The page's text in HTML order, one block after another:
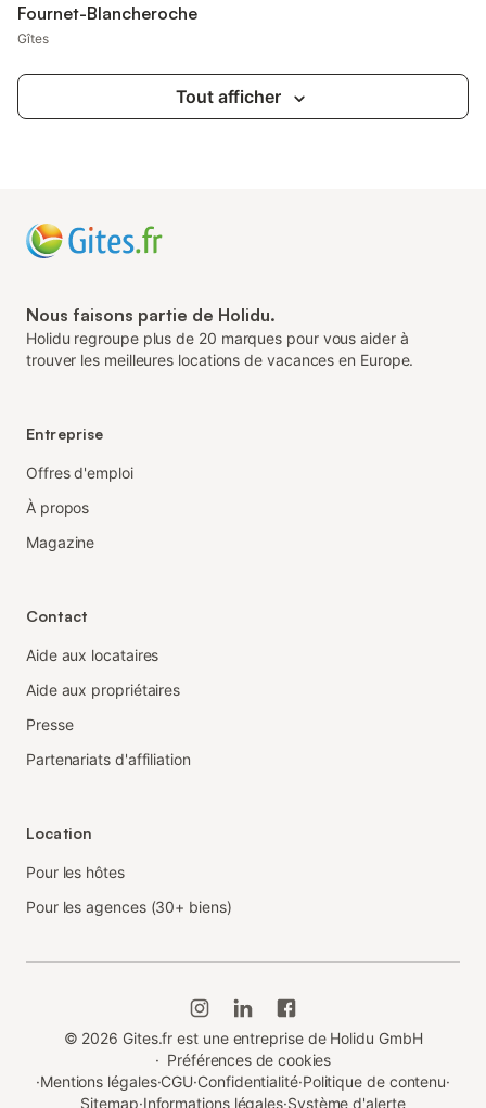
Fournet-Blancheroche
Gîtes
Tout afficher
Nous faisons partie de Holidu.
Holidu regroupe plus de 20 marques pour vous aider à
trouver les meilleures locations de vacances en Europe.
Entreprise
Offres d'emploi
À propos
Magazine
Contact
Aide aux locataires
Aide aux propriétaires
Presse
Partenariats d'affiliation
Location
Pour les hôtes
Pour les agences (30+ biens)
© 2026 Gites.fr est une entreprise de Holidu GmbH
· Préférences de cookies
·Mentions légales·CGU·Confidentialité·Politique de contenu·
Sitemap·Informations légales·Système d'alerte